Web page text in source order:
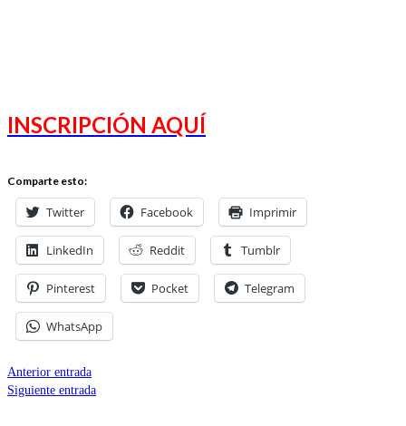
INSCRIPCIÓN AQUÍ
Comparte esto:
Twitter Facebook Imprimir
LinkedIn Reddit Tumblr
Pinterest Pocket Telegram
WhatsApp
Anterior entrada
Siguiente entrada